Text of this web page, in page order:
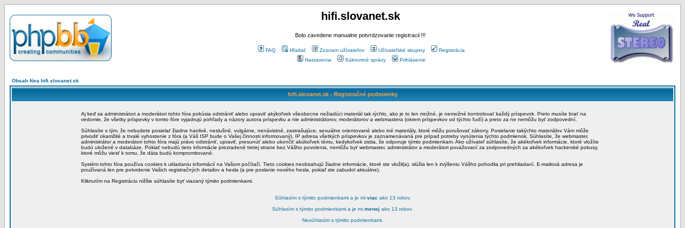
hifi.slovanet.sk
Bolo zavedene manualne potvrdzovanie registracii !!!
FAQ Hľadať Zoznam užívateľov Užívateľské skupiny
Registrácia
Nastavenia
Súkromné správy Prihlásenie
Obsah fóra hifi.slovanet.sk
hifi.slovanet.sk - Registračné podmienky
Aj keď sa administrátori a moderátori tohto fóra pokúsia odstrániť alebo upraviť akýkoľvek všeobecne nežiadúci materiál tak rýchlo, ako je to len možné, je nemožné kontrolovať každý príspevok. Preto musíte brať na
vedomie, že všetky príspevky v tomto fóre vyjadrujú pohľady a názory autora príspevku a nie administrátorov, moderátorov a webmastera (okrem príspevkov od týchto ľudí) a preto za ne nemôžu byť zodpovední.
Súhlasíte s tým, že nebudete posielať žiadne hanlivé, neslušné, vulgárne, nenávistné, zastrašujúce, sexuálne orientované alebo iné materiály, ktoré môžu porušovať zákony. Posielanie takýchto materiálov Vám môže
privodiť okamžité a trvalé vyhostenie z fóra (a Váš ISP bude o Vašej činnosti informovaný). IP adresa všetkých príspevkov je zaznamenávaná pre prípad potreby vynútenia týchto podmienok. Súhlasíte, že webmaster,
administrátor a moderátori tohto fóra majú právo odstrániť, upraviť, presunúť alebo ukončiť akúkoľvek tému, kedykoľvek zistia, že odporuje týmto podmienkam. Ako užívateľ súhlasíte, že akékoľvek informácie, ktoré vložíte
budú uložené v databáze. Pokiať nebudú tieto informácie prezradené tretej strane bez Vášho povolenia, nemôžu byť webmaster, administrátor a moderátori považovaní za zodpovedných za akékoľvek hackerské pokusy,
ktoré môžu viesť k tomu, že dáta budú kompromitované.
Systém tohto fóra používa cookies k ukladaniu informácií na Vašom počítači. Tieto cookies neobsahujú žiadne informácie, ktoré ste vložil(a), slúžia len k zvýšeniu Vášho pohodlia pri prehliadaní. E-mailová adresa je
používaná len pre potvrdenie Vašich registračných detailov a hesla (a pre poslanie nového hesla, pokiaľ ste zabudol aktuálne).
Kliknutím na Registráciu nižšie súhlasíte byť viazaný týmito podmienkami.
Súhlasím s týmito podmienkami a je mi viac ako 13 rokov.
Súhlasím s týmito podmienkami a je mi menej ako 13 rokov.
Nesúhlasím s týmito podmienkami.